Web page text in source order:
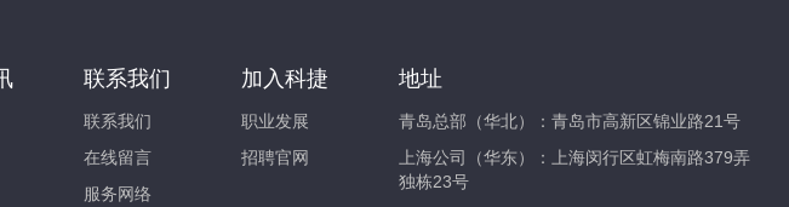
联系我们
联系我们
在线留言
服务网络
加入科捷
职业发展
招聘官网
地址
青岛总部（华北）：青岛市高新区锦业路21号
上海公司（华东）：上海闵行区虹梅南路379弄
独栋23号